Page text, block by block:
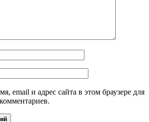
email и адрес сайта в этом браузере для